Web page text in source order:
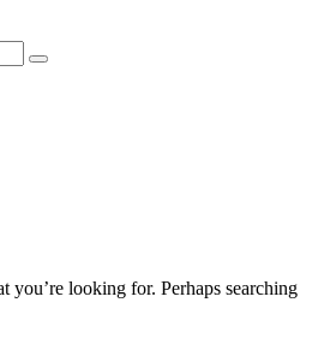
you’re looking for. Perhaps searching